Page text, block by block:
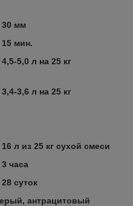
30 мм
15 мин.
4,5-5,0 л на 25 кг
3,4-3,6 л на 25 кг
16 л из 25 кг сухой смеси
3 часа
28 суток
антрацитовый